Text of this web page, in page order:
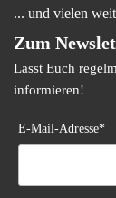
... und vielen
Zum
Lasst Euch
informieren!
E-Mail-Adresse*